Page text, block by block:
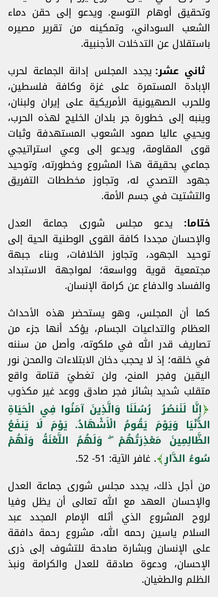
وتحقيق أوهام التوسع. ويدعو إلى حقن دماء
الشعب السوداني، وتمكينه من تقرير مصيره
باستقلال عن التدخلات الأجنبية.
ثاني عشر: يجدد المجلس إدانة الجماعة لحرب
الإبادة المستمرة على غزة وكافة فلسطين،
وللحرب الصهيونية الأمريكية على إيران ولبنان،
وينبه إلى خطورة جر بلدان الخليج لهذه الحرب،
ويحيي عاليا صمود الشعوب المستهدفة وثبات
قوى المقاومة، ويدعو إلى وعي استراتيجي
جماعي بحقيقة هذا المشروع وخطورته، وتوحيد
جهود التصدي له، وتجاوز مخططات التفريق
والتشتيت في جسم الأمة.
ختاما: يدعو مجلس شورى جماعة العدل
والإحسان مجددا كافة القوى الوطنية الحية إلى
توحيد الجهود، وتجاوز الخلافات، وبناء جبهة
مجتمعية قوية وواسعة؛ لمواجهة الاستبداد
والفساد والدفاع عن كرامة الإنسان.
كما أن المجلس، وهو يستحضر هذه الأحداث
العظام والتداعيات الجسام، يؤكد أنها جزء من
تصاريف قدر الله في ملكوته، وأصل من سننه
في خلقه؛ إذ لا يحجب دخان الابتلاءات والمحن نور
اليقين وفجر المنح، ولن تغطيَ قتامة واقع
متقلب شديد بشائر فجر صادق ووعد غير مكذوب
إِنَّا لَنَنصُرُ رُسُلَنَا وَالَّذِينَ آمَنُوا فِي الْحَيَاةِ
الدُّنْيَا وَيَوْمَ يَقُومُ الْأَشْهَادُ. يَوْمَ لَا يَنفَعُ
الظَّالِمِينَ مَعْذِرَتُهُمْ ۖ وَلَهُمُ اللَّعْنَةُ وَلَهُمْ
سُوءُ الدَّارِ . غافر الآية: 51- 52.
من أجل ذلك، يجدد مجلس شورى جماعة العدل
والإحسان العهد مع الله تعالى أن يظل وفيا
لروح المشروع الذي أثله الإمام المجدد عبد
السلام ياسين رحمه الله، مشروع رحمة دافقة
على الإنسان وبشارة صادحة للتشوف إلى ذرى
الإحسان، ودعوة صادقة للعدل والكرامة ونبذ
الظلم والطغيان.